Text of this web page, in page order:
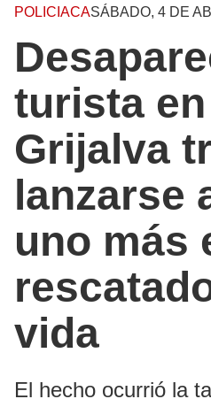
POLICIACASÁBADO, 4 DE
turista
Grijalva
lanzarse
uno más
vida
El hecho ocurrió la